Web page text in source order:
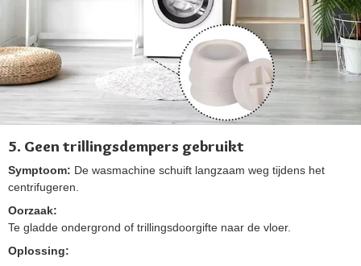
5. Geen trillingsdempers gebruikt
Symptoom: De wasmachine schuift langzaam weg tijdens het
centrifugeren.
Oorzaak:
Te gladde ondergrond of trillingsdoorgifte naar de vloer.
Oplossing: